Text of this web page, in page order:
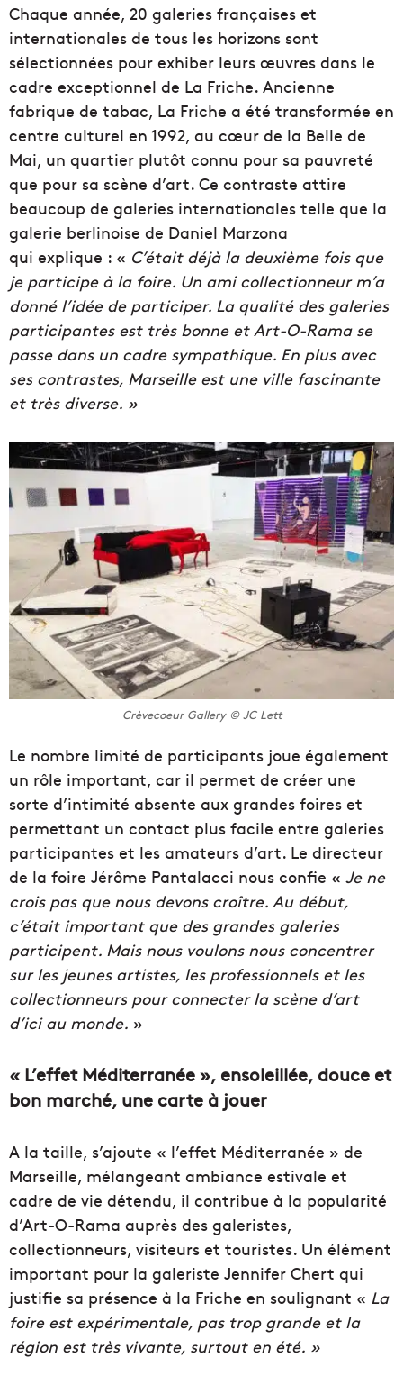
Chaque année, 20 galeries françaises et
internationales de tous les horizons sont
sélectionnées pour exhiber leurs œuvres dans le
cadre exceptionnel de La Friche. Ancienne
fabrique de tabac, La Friche a été transformée en
centre culturel en 1992, au cœur de la Belle de
Mai, un quartier plutôt connu pour sa pauvreté
que pour sa scène d’art. Ce contraste attire
beaucoup de galeries internationales telle que la
galerie berlinoise de Daniel Marzona
qui explique : « C’était déjà la deuxième fois que
je participe à la foire. Un ami collectionneur m’a
donné l’idée de participer. La qualité des galeries
participantes est très bonne et Art-O-Rama se
passe dans un cadre sympathique. En plus avec
ses contrastes, Marseille est une ville fascinante
et très diverse. »
Crèvecoeur Gallery © JC Lett
Le nombre limité de participants joue également
un rôle important, car il permet de créer une
sorte d’intimité absente aux grandes foires et
permettant un contact plus facile entre galeries
participantes et les amateurs d’art. Le directeur
de la foire Jérôme Pantalacci nous confie « Je ne
crois pas que nous devons croître. Au début,
c’était important que des grandes galeries
participent. Mais nous voulons nous concentrer
sur les jeunes artistes, les professionnels et les
collectionneurs pour connecter la scène d’art
d’ici au monde. »
« L’effet Méditerranée », ensoleillée, douce et
bon marché, une carte à jouer
A la taille, s’ajoute « l’effet Méditerranée » de
Marseille, mélangeant ambiance estivale et
cadre de vie détendu, il contribue à la popularité
d’Art-O-Rama auprès des galeristes,
collectionneurs, visiteurs et touristes. Un élément
important pour la galeriste Jennifer Chert qui
justifie sa présence à la Friche en soulignant « La
foire est expérimentale, pas trop grande et la
région est très vivante, surtout en été. »